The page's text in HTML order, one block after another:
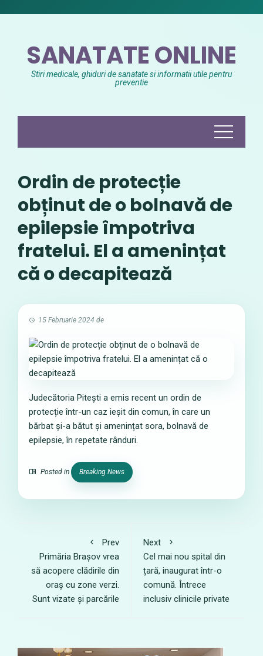
SANATATE ONLINE
Stiri medicale, ghiduri de sanatate si informatii utile pentru
preventie
Ordin de protecție
obținut de o bolnavă de
epilepsie împotriva
fratelui. El a amenințat
că o decapitează
15 Februarie 2024 de
Judecătoria Pitești a emis recent un ordin de
protecție într-un caz ieșit din comun, în care un
bărbat și-a bătut și amenințat sora, bolnavă de
epilepsie, în repetate rânduri.
Posted in Breaking News
Prev
Primăria Brașov vrea
să acopere clădirile din
oraș cu zone verzi.
Sunt vizate și parcările
Next
Cel mai nou spital din
țară, inaugurat într-o
comună. Întrece
inclusiv clinicile private